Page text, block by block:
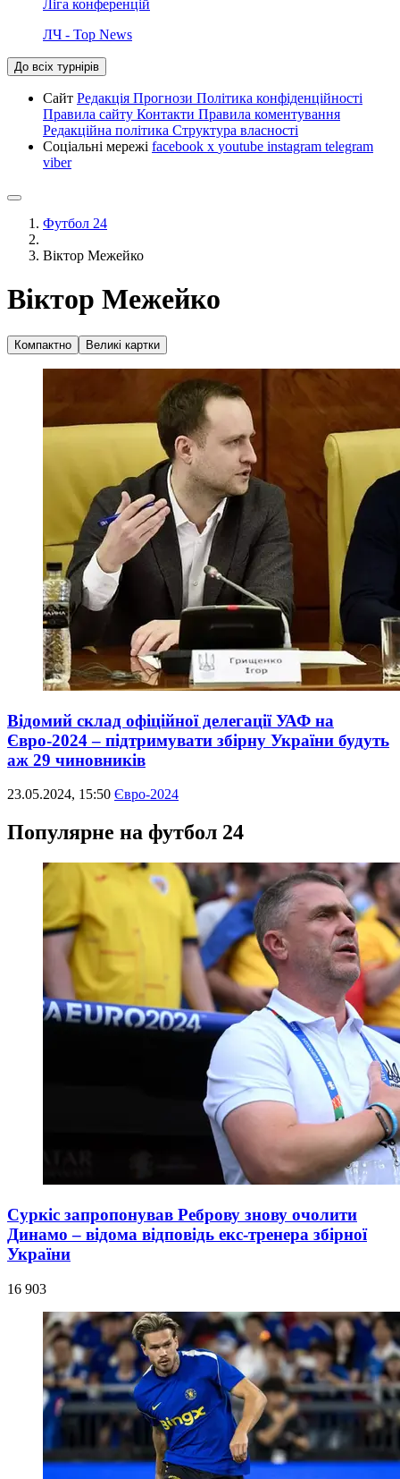
Ліга конференцій
ЛЧ - Top News
До всіх турнірів
Сайт Редакція Прогнози Політика конфіденційності
Правила сайту Контакти Правила коментування
Редакційна політика Структура власності
Соціальні мережі facebook x youtube instagram telegram
viber
Футбол 24
Віктор Межейко
Віктор Межейко
Компактно Великі картки
Відомий склад офіційної делегації УАФ на
Євро-2024 – підтримувати збірну України будуть
аж 29 чиновників
23.05.2024, 15:50 Євро-2024
Популярне на футбол 24
Суркіс запропонував Реброву знову очолити
Динамо – відома відповідь екс-тренера збірної
України
16 903